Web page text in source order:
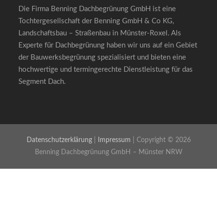
Die Firma Benning Dachbegrünung GmbH ist eine
Tochtergesellschaft der Benning GmbH & Co KG,
Landschaftsbau – Straßenbau in Münster-Roxel. Als
Experte für Dachbegrünung haben wir uns auf ein Gebiet
der Bauwerksbegrünung spezialisiert und bieten eine
hochwertige und termingerechte Dienstleistung für das
Segment Dach.
Datenschutzerklärung| Impressum | Copyright © 2026
Benning Dachbegrünung GmbH – Münster NRW